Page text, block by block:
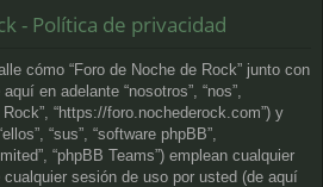
e
- Política de privacidad
cómo “Foro de Noche de Rock” junto con
en adelante “nosotros”, “nos”,
“https://foro.nochederock.com”) y
“sus”, “software phpBB”,
“phpBB Teams”) emplean cualquier
sesión de uso por usted (de aquí